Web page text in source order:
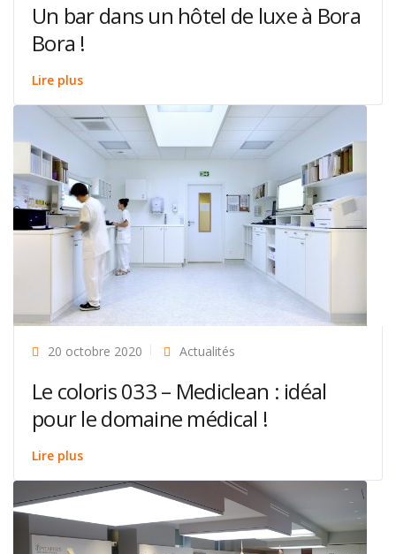
Un bar dans un hôtel de luxe à Bora
Bora !
Lire plus
20 octobre 2020 Actualités
Le coloris 033 – Mediclean : idéal
pour le domaine médical !
Lire plus